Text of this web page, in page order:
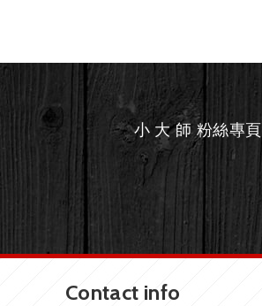
小 大 師 粉絲專頁
Contact info